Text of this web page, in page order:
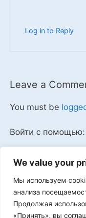
We value your
Мы используем
анализа
Продолжая
«Принять», вы
Log in to Reply
Leave a
You must be
Войти с помощью:
Мы в VK